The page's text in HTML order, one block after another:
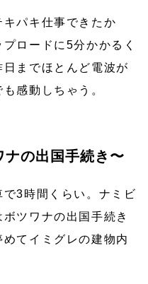
パキ仕事できたか
ロードに5分かかるく
までほとんど電波が
感動しちゃう。
ナの出国手続き〜
3時間くらい。ナミビ
ツワナの出国手続き
てイミグレの建物内